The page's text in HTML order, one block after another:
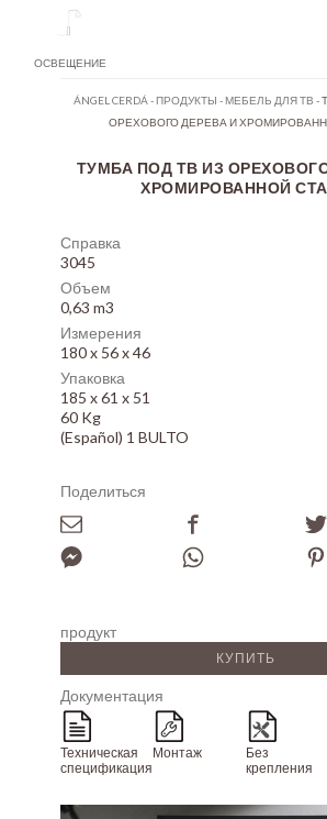
ОСВЕЩЕНИЕ
ÁNGEL CERDÁ -ПРОДУКТЫ -МЕБЕЛЬ ДЛЯ ТВ -
ОРЕХОВОГО ДЕРЕВА И
ТУМБА ПОД ТВ ИЗ
ХРОМИРОВАННОЙ
Справка
3045
Объем
0,63 m3
Измерения
180 x 56 x 46
Упаковка
185 x 61 x 51
60 Kg
(Español) 1 BULTO
Поделиться
продукт
КУПИТЬ
Документация
Техническая
спецификация
Монтаж
Без
крепления